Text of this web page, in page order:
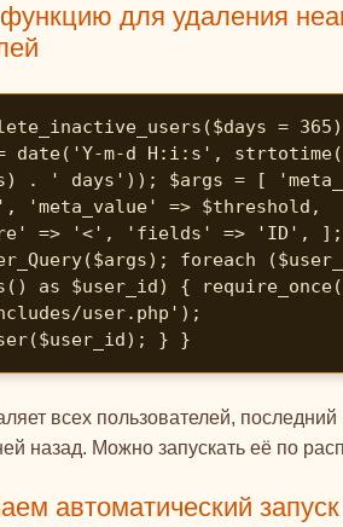
для удаления
=
= date('Y-m-d H:i:s',
. ' days')); $args = [
'meta_value' => $threshold,
=> '<', 'fields' => 'ID', ];
foreach
as $user_id) {
user.php');
} }
всех пользователей,
назад. Можно запускать её по
автоматический